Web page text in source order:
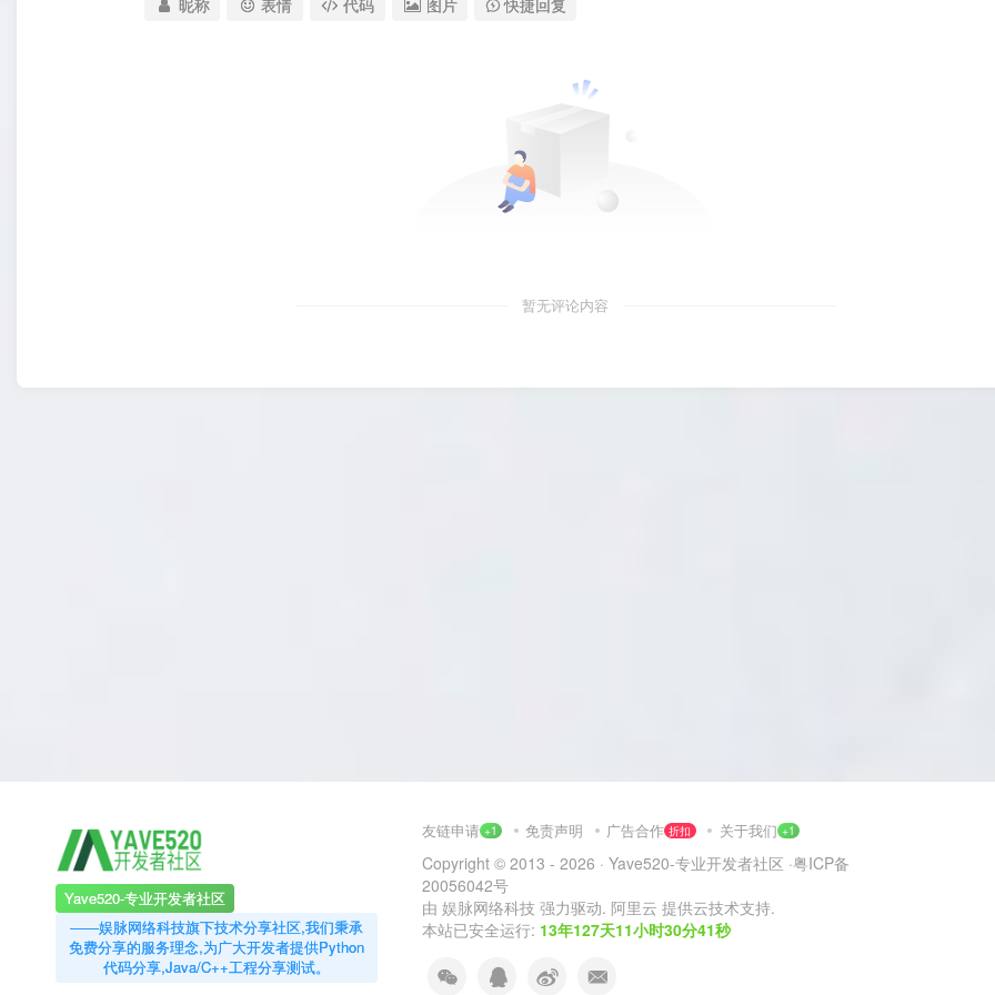
暂无评论内容
Yave520-专业开发者社区
——娱脉网络科技旗下技术分享社区,我们秉承
免费分享的服务理念,为广大开发者提供Python
代码分享,Java/C++工程分享测试。
友链申请 +1 免责声明 广告合作 折扣 关于我们 +1
Copyright © 2013 - 2026 · Yave520-专业开发者社区 ·粤ICP备
20056042号
由 娱脉网络科技 强力驱动. 阿里云 提供云技术支持.
本站已安全运行: 13年127天11小时30分42秒